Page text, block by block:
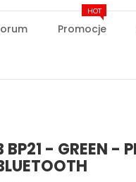
Promocje
HOT
BP21 - GREEN -